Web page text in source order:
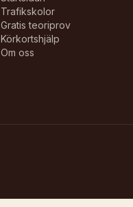
Trafikskolor
Gratis teoriprov
Körkortshjälp
Om oss